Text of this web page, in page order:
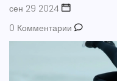
сен 29 2024
0 Комментарии